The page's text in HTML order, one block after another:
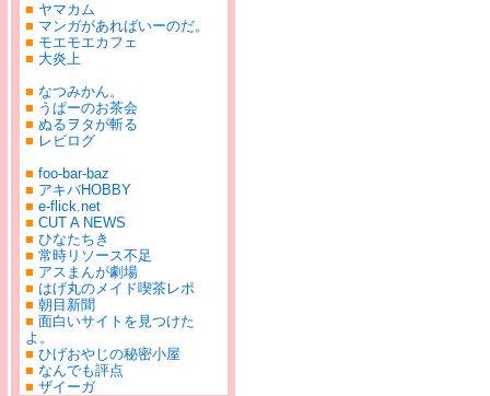
■ ヤマカム
■ マンガがあればいーのだ。
■ モエモエカフェ
■ 大炎上
■ なつみかん。
■ うぱーのお茶会
■ ぬるヲタが斬る
■ レビログ
■ foo-bar-baz
■ アキバHOBBY
■ e-flick.net
■ CUT A NEWS
■ ひなたちき
■ 常時リソース不足
■ アスまんが劇場
■ はげ丸のメイド喫茶レポ
■ 朝目新聞
■ 面白いサイトを見つけた
よ。
■ ひげおやじの秘密小屋
■ なんでも評点
■ ザイーガ